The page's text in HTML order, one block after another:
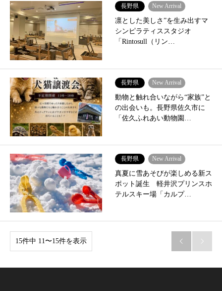
長野県 New Arrival
凛とした美しさ”を生み出すマ
シンピラティススタジオ
「Rintosull（リン…
長野県 New Arrival
動物と触れ合いながら“家族”と
の出会いも。長野県佐久市に
「佐久ふれあい動物園…
長野県 New Arrival
真夏に雪あそびが楽しめる新ス
ポット誕生 軽井沢プリンスホ
テルスキー場「カルプ…
15件中 11〜15件を表示  